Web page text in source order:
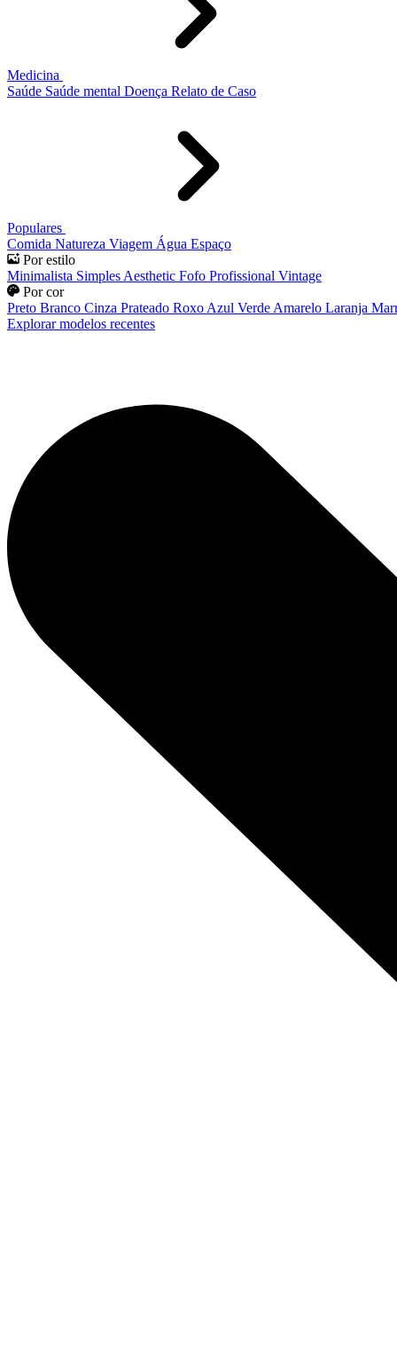
Medicina
Saúde Saúde mental Doença Relato de Caso
Populares
Comida Natureza Viagem Água Espaço
Por estilo
Minimalista Simples Aesthetic Fofo Profissional Vintage
Por cor
Preto Branco Cinza Prateado Roxo Azul Verde Amarelo Laranja
Explorar modelos recentes